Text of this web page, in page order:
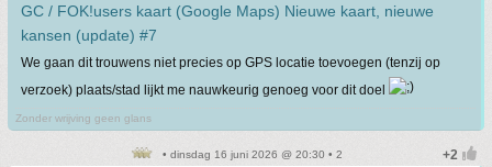
GC / FOK!users kaart (Google Maps) Nieuwe kaart, nieuwe
kansen (update) #7
We gaan dit trouwens niet precies op GPS locatie toevoegen (tenzij op
verzoek) plaats/stad lijkt me nauwkeurig genoeg voor dit doel
Zonder wrijving geen glans
• dinsdag 16 juni 2026 @ 20:30 • 2